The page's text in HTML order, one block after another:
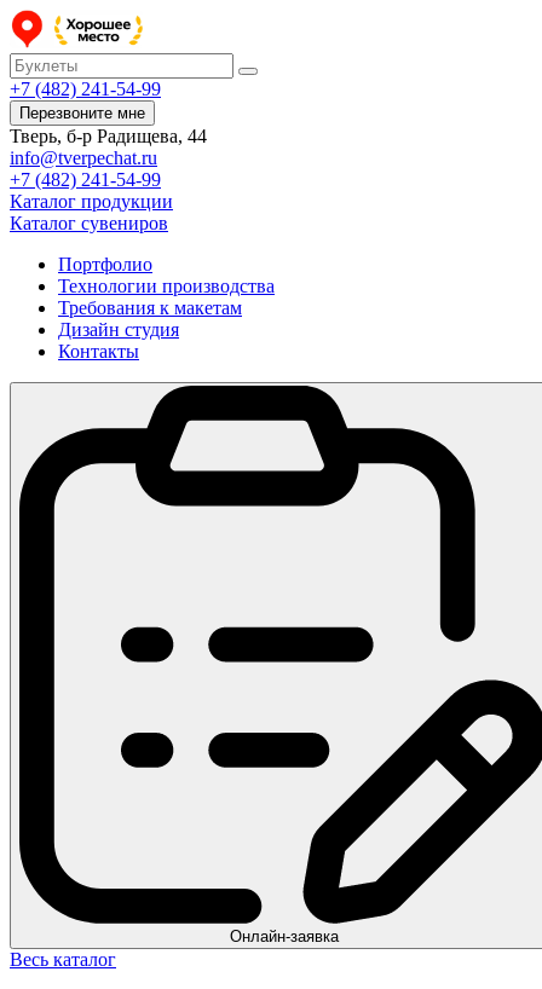
+7 (482) 241-54-99
Перезвоните мне
Тверь, б-р Радищева, 44
info@tverpechat.ru
+7 (482) 241-54-99
Каталог продукции
Каталог сувениров
Портфолио
Технологии производства
Требования к макетам
Дизайн студия
Контакты
Онлайн-заявка
Весь каталог